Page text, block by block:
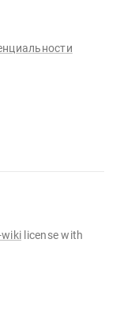
wiki license with